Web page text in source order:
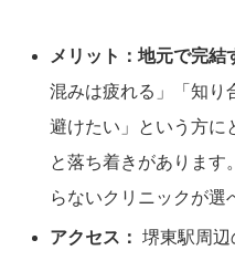
メリット：地元で完結
混みは疲れる」「知り
避けたい」という方に
と落ち着きがあります
らないクリニックが選
アクセス： 堺東駅周辺